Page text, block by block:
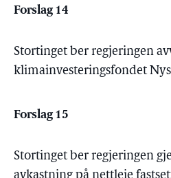
Forslag 14
Stortinget ber regjeringen
klimainvesteringsfondet
Forslag 15
Stortinget ber regjeringen